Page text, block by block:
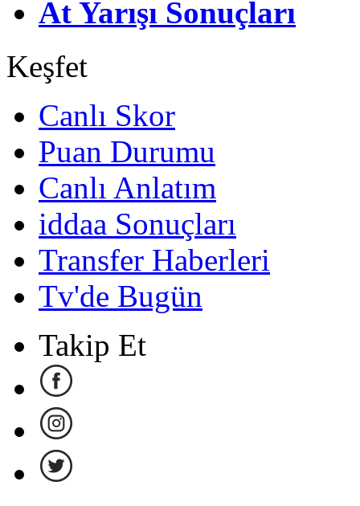
At Yarışı Sonuçları
Keşfet
Canlı Skor
Puan Durumu
Canlı Anlatım
iddaa Sonuçları
Transfer Haberleri
Tv'de Bugün
Takip Et